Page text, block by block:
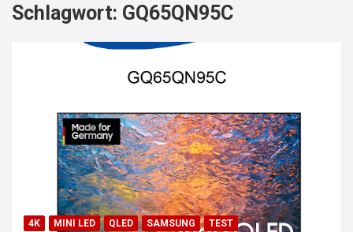
Schlagwort: GQ65QN95C
4K MINI LED QLED SAMSUNG TEST